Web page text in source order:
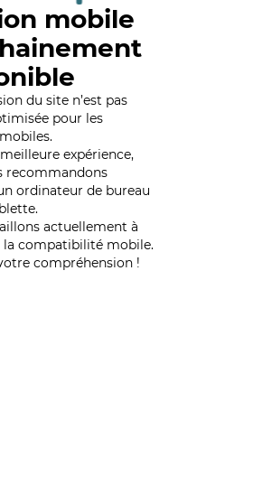
mobile
du site n’est pas
pour les
expérience,
recommandons
ordinateur de bureau
actuellement à
la compatibilité mobile.
compréhension !